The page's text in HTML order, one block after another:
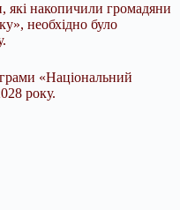
які накопичили громадяни
необхідно було
«Національний
року.